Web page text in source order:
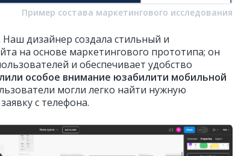
Пример состава маркетингового исследования
Наш дизайнер создала стильный и
на основе маркетингового прототипа; он
и обеспечивает удобство
особое внимание юзабилити мобильной
могли легко найти нужную
с телефона.